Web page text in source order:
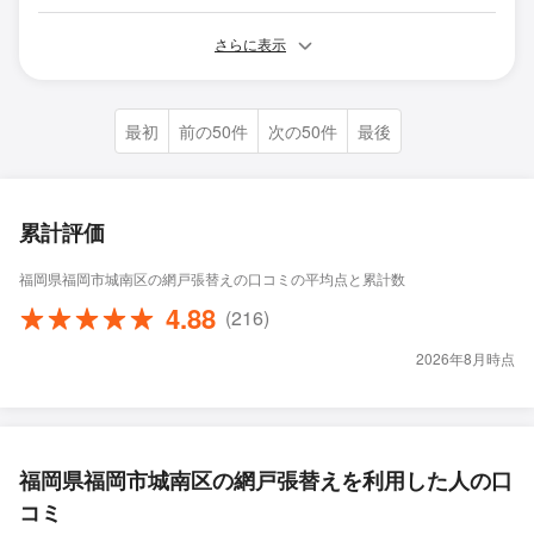
さらに表示
最初 前の50件 次の50件 最後
累計評価
福岡県福岡市城南区の網戸張替えの口コミの平均点と累計数
4.88 (216)
2026年8月時点
福岡県福岡市城南区の網戸張替えを利用した人の口
コミ